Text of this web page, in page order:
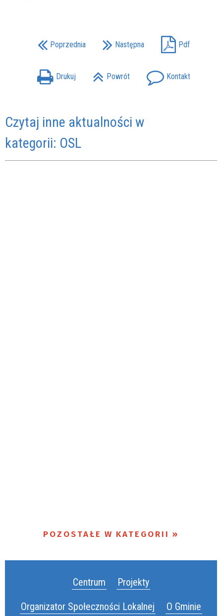
Poprzednia Następna Pdf
Drukuj Powrót Kontakt
Czytaj inne aktualności w
kategorii: OSL
POZOSTAŁE W KATEGORII
Centrum Projekty
Organizator Społeczności Lokalnej O Gminie